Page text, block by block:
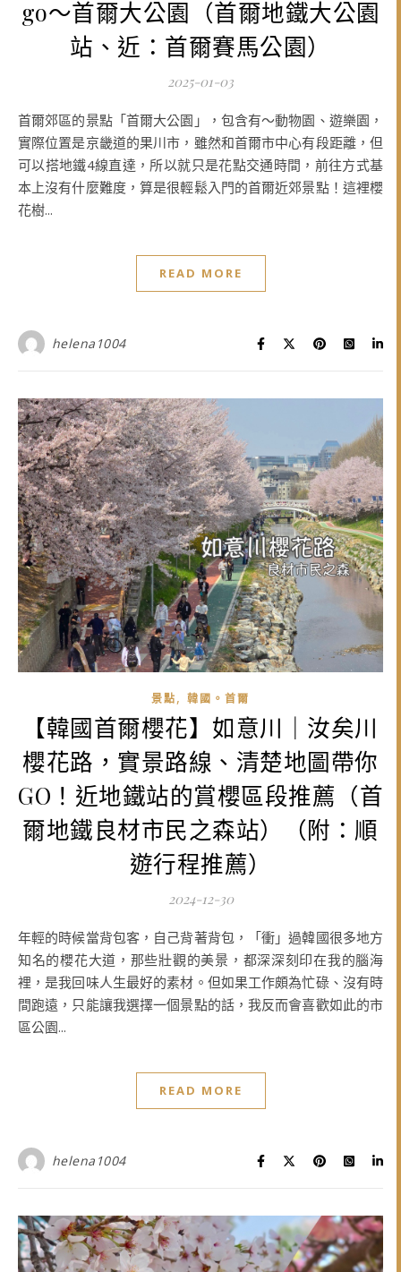
go～首爾大公園（首爾地鐵大公園
站、近：首爾賽馬公園）
2025-01-03
首爾郊區的景點「首爾大公園」，包含有～動物園、遊樂園，
實際位置是京畿道的果川市，雖然和首爾市中心有段距離，但
可以搭地鐵4線直達，所以就只是花點交通時間，前往方式基
本上沒有什麼難度，算是很輕鬆入門的首爾近郊景點！這裡櫻
花樹...
READ MORE
helena1004
景點, 韓國。首爾
【韓國首爾櫻花】如意川｜汝矣川
櫻花路，實景路線、清楚地圖帶你
GO！近地鐵站的賞櫻區段推薦（首
爾地鐵良材市民之森站）（附：順
遊行程推薦）
2024-12-30
年輕的時候當背包客，自己背著背包，「衝」過韓國很多地方
知名的櫻花大道，那些壯觀的美景，都深深刻印在我的腦海
裡，是我回味人生最好的素材。但如果工作頗為忙碌、沒有時
間跑遠，只能讓我選擇一個景點的話，我反而會喜歡如此的市
區公園...
READ MORE
helena1004